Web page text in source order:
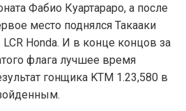
Фабио Куартараро, а после
место поднялся Такааки
Honda. И в конце концов за
флага лучшее время
гонщика KTM 1.23,580 в